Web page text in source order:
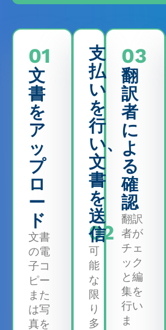
01
文
書
を
ア
ッ
プ
ロ
ー
ド
文書
の電
子コ
ピー
また
は写
真を
02
支
払
い
を
行
い、
文
書
を
送
信
可
能
な
限
り
多
03
翻
訳
者
に
よ
る
確
認
翻訳
者が
チェ
ック
と編
集を
行い
ま